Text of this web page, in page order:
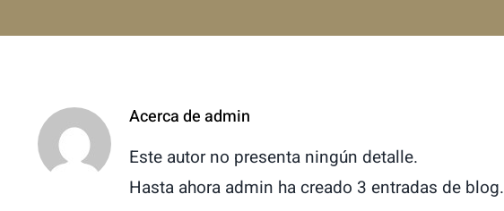
Acerca deadmin
Este autor no presenta ningún detalle.
Hasta ahora admin ha creado 3 entradas de blog.